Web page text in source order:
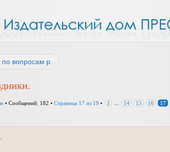
вопросам работы
• Сообщений: 182 • Страница 17 из 19 • 1 14 15 16 17